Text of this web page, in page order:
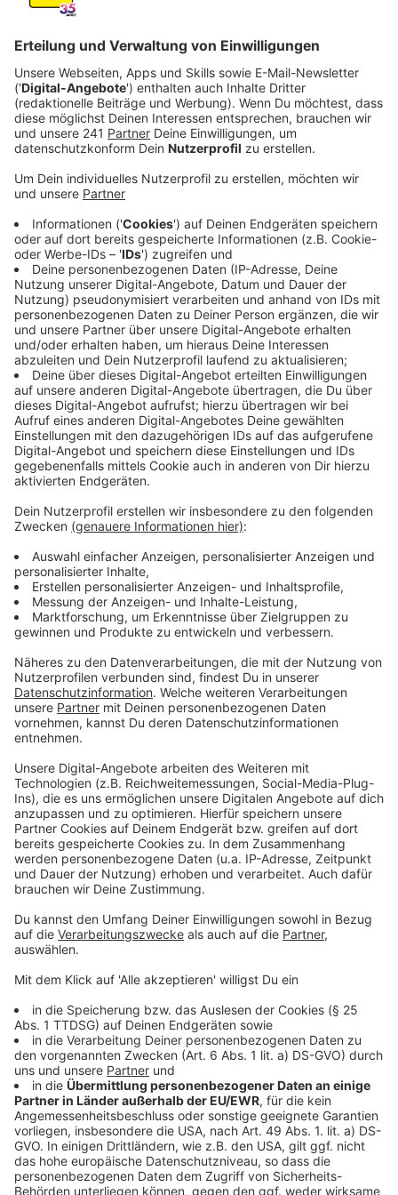
Gepflegt und Hundesteuer übernommen
Anzeige
Wem gehört der Hund? Mit dieser Frage mussten sich
jetzt die Gerichte bei uns beschäftigen. Hintergrund
war ein Streit zwischen zwei Freundinnen um einen
Zwergspitz. Die Klägerin hatte den Hund wegen
gesundheitlicher Probleme an eine Bekannte gegeben.
Die sagte nach anfänglicher Unsicherheit zu und
pflegte den Hund dann nahezu zwei Jahre. Sie meldete
ihn bei der Stadt um und übernahm auch die
Hundesteuer.
Anzeige
Landgericht und Amtsgericht weisen Klage
ab
Anzeige
Als es der ursprünglichen Besitzerin wieder besserging,
wollte sie den Hund zurück – vergeblich. Deshalb zog
sie vor Gericht, denn ihrer Ansicht nach hatte sie den
Hund nur vorübergehend abgegeben. Sowohl das
die Klage aber ab. Die Beweislage spreche dafür, dass
sich beide Seiten auf eine dauerhafte Übereignung des
Hundes geeinigt hätten.
Weitere Meldungen aus Leverkusen
Anzeige
Bundesliga
Lichterfahrt
Personalversammlung: Leverkusener Stadt-Kitas
geschlossen
Anzeige